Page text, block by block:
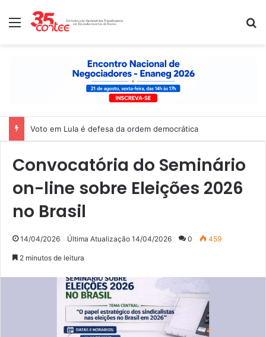
Menu
Voto em Lula é defesa da ordem democrática
Convocatória do Seminário
on-line sobre Eleições 2026
no Brasil
14/04/2026 Última Atualização 14/04/2026 0 459
2 minutos de leitura